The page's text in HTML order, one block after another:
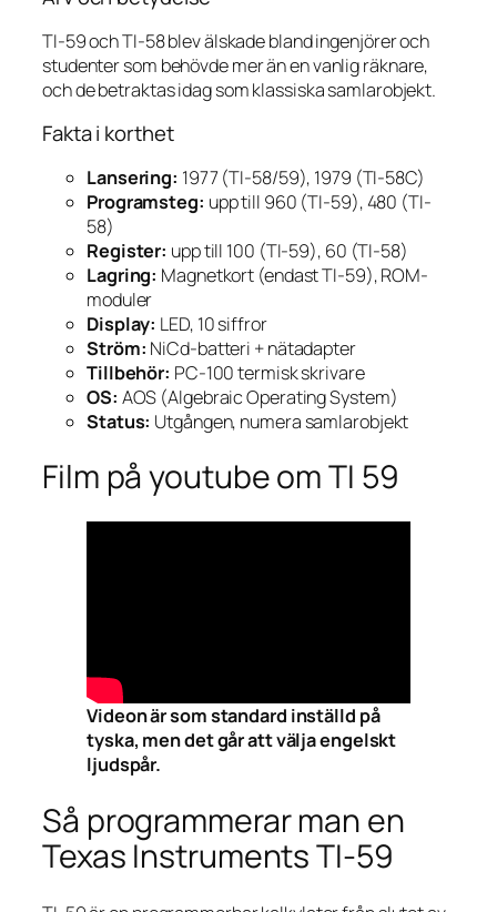
TI-59 och TI-58 blev älskade bland ingenjörer och
studenter som behövde mer än en vanlig räknare,
och de betraktas idag som klassiska samlarobjekt.
Fakta i korthet
Lansering: 1977 (TI-58/59), 1979 (TI-58C)
Programsteg: upp till 960 (TI-59), 480 (TI-
58)
Register: upp till 100 (TI-59), 60 (TI-58)
Lagring: Magnetkort (endast TI-59), ROM-
moduler
Display: LED, 10 siffror
Ström: NiCd-batteri + nätadapter
Tillbehör: PC-100 termisk skrivare
OS: AOS (Algebraic Operating System)
Status: Utgången, numera samlarobjekt
Film på youtube om TI 59
Videon är som standard inställd på
tyska, men det går att välja engelskt
ljudspår.
Så programmerar man en
Texas Instruments TI-59